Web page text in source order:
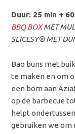
Duur: 25 min +
BBQ BOXMET
SLICESY® MET
Bao buns met
te maken en om
een bom aan
op de barbecue
helpt
gebruiken we om